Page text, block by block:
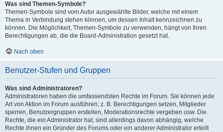
Was sind Themen-Symbole?
Themen-Symbole sind vom Autor ausgewählte Bilder, welche mit einem
Thema in Verbindung stehen können, um dessen Inhalt kennzeichnen zu
können. Die Möglichkeit, Themen-Symbole zu verwenden, hängt von Ihren
Berechtigungen ab, die die Board-Administration gesetzt hat.
Nach oben
Benutzer-Stufen und Gruppen
Was sind Administratoren?
Administratoren haben die umfassendsten Rechte im Forum. Sie können jede
Art von Aktion im Forum ausführen; z. B. Berechtigungen setzen, Mitglieder
sperren, Benutzergruppen erstellen, Moderationsrechte vergeben usw. Die
Rechte, die ein Administrator hat, sind allerdings davon abhängig, welche
Rechte ihnen ein Gründer des Forums oder ein anderer Administrator erteilt